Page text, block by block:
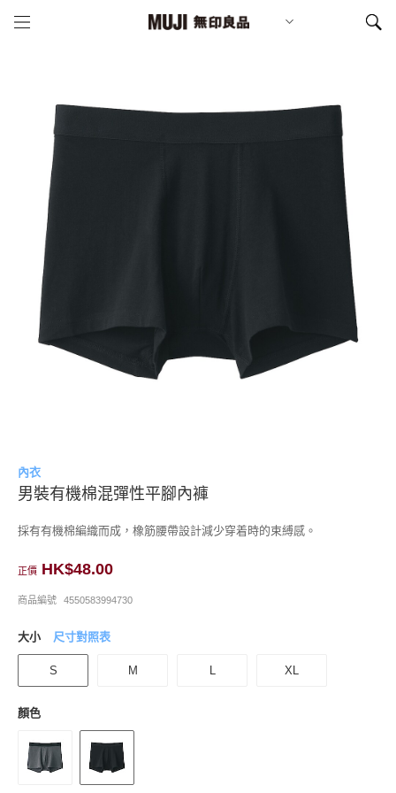
內衣
男裝有機棉混彈性平腳內褲
採有有機棉編織而成，橡筋腰帶設計減少穿着時的束縛感。
正價 HK$48.00
商品編號 4550583994730
大小 尺寸對照表
S M L XL
顏色